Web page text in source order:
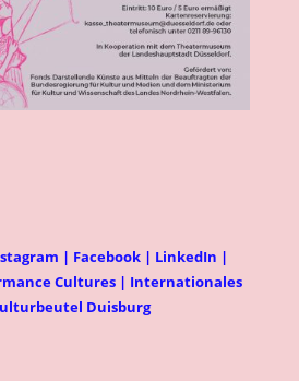
| Facebook| LinkedIn |
Cultures| Internationales
Duisburg